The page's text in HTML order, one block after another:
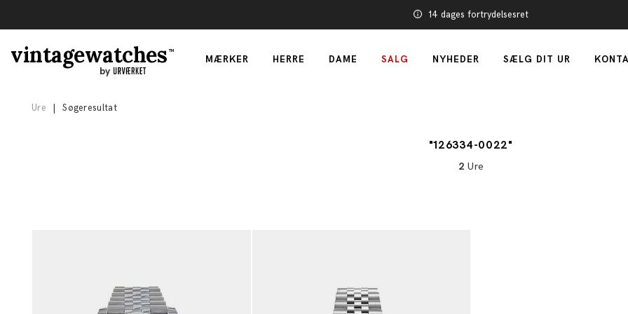
14 dages fortrydelsesret
vintagewatches TM
by
MÆRKER HERRE DAME SALG NYHEDER SÆLG DIT UR
Ure Søgeresultat
"126334-0022"
2 Ure